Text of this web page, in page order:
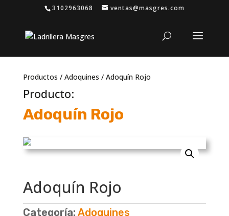
3102963068 ventas@masgres.com
Productos / Adoquines / Adoquín Rojo
Producto:
Adoquín Rojo
Adoquín Rojo
Categoría: Adoquines